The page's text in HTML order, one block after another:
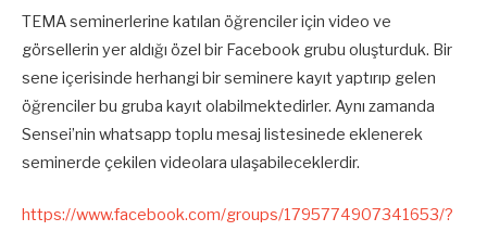
TEMA seminerlerine katılan öğrenciler için video ve
görsellerin yer aldığı özel bir Facebook grubu oluşturduk. Bir
sene içerisinde herhangi bir seminere kayıt yaptırıp gelen
öğrenciler bu gruba kayıt olabilmektedirler. Aynı zamanda
Sensei’nin whatsapp toplu mesaj listesinede eklenerek
seminerde çekilen videolara ulaşabileceklerdir.
https://www.facebook.com/groups/1795774907341653/?